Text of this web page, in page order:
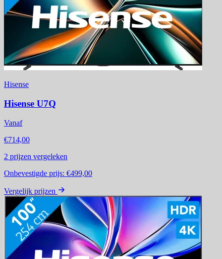
Hisense
Hisense U7Q
Vanaf
€714,00
2 prijzen vergeleken
Onbevestigde prijs: €499,00
Vergelijk prijzen